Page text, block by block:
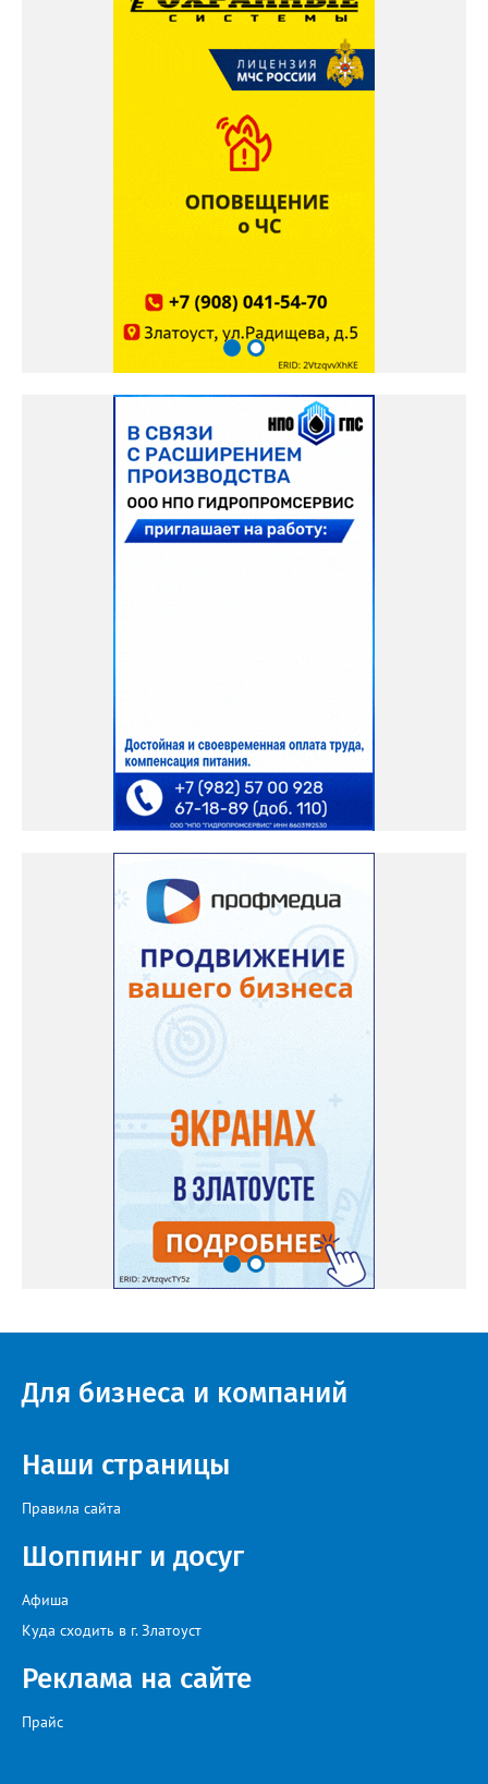
Для бизнеса и компаний
Наши страницы
Правила сайта
Шоппинг и досуг
Афиша
Куда сходить в г. Златоуст
Реклама на сайте
Прайс